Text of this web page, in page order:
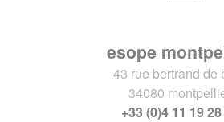
esope
43 rue bertrand de
34080
+33 (0)4 11 19